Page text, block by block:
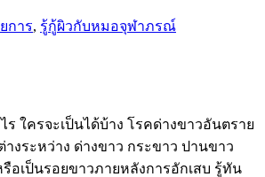
การ, รู้กู้ผิวกับหมอจุฬาภรณ์
ร ใครจะเป็นได้บ้าง โรคด่างขาวอันตราย
งระหว่าง ด่างขาว กระขาว ปานขาว
อเป็นรอยขาวภายหลังการอักเสบ รู้ทัน